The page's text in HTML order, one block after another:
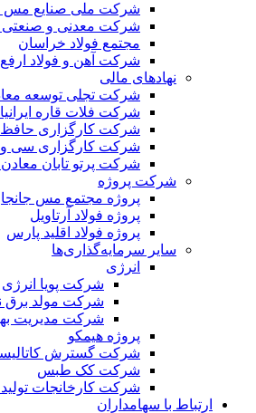
شرکت ملی صنایع مس
شرکت معدنی و صنعتی
مجتمع فولاد خراسان
شرکت آهن و فولاد ارفع
نهادهای مالی
شرکت تجلی توسعه
شرکت فلات قاره
شرکت کارگزاری حافظ
شرکت کارگزاری سی
شرکت پرتو تابان
شرکت پروژه
پروژه مجتمع مس جانجا
پروژه فولاد آرتاویل
پروژه فولاد اقلید پارس
سایر سرمایه‌گذاری‌ها
انرژی
شرکت پویا انرژی
شرکت مولد برق
شرکت مدیریت
پروژه هیمکو
شرکت گسترش
شرکت کک طبس
شرکت کارخانجات
ارتباط با سهامداران